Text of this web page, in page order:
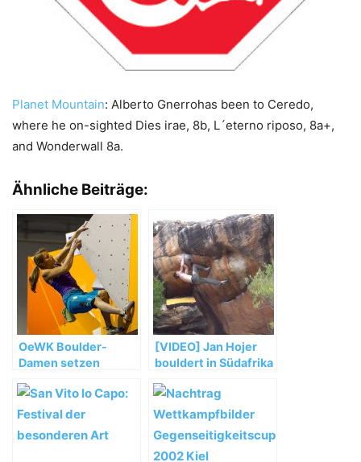
Planet Mountain: Alberto Gnerrohas been to Ceredo,
where he on-sighted Dies irae, 8b, L´eterno riposo, 8a+,
and Wonderwall 8a.
Ähnliche Beiträge:
OeWK Boulder-
Damen setzen
fort
[VIDEO] Jan Hojer
bouldert in Südafrika